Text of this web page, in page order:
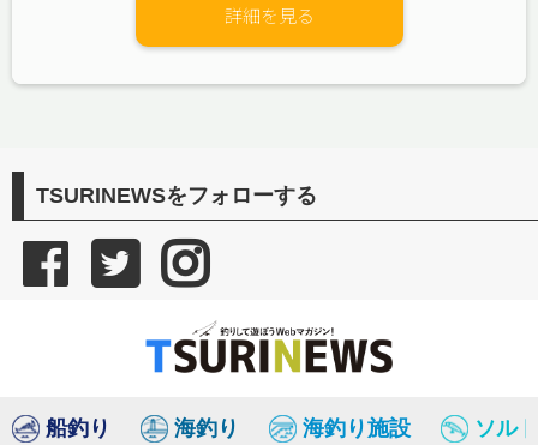
詳細を見る
TSURINEWSをフォローする
船釣り 海釣り 海釣り施設 ソル